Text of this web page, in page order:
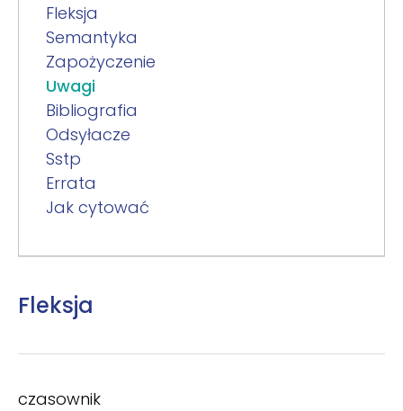
Fleksja
Semantyka
Zapożyczenie
Uwagi
Bibliografia
Odsyłacze
Sstp
Errata
Jak cytować
Fleksja
czasownik